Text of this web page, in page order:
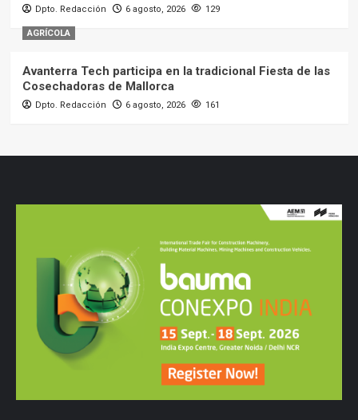
Dpto. Redacción 6 agosto, 2026 129
AGRÍCOLA
Avanterra Tech participa en la tradicional Fiesta de las
Cosechadoras de Mallorca
Dpto. Redacción 6 agosto, 2026 161